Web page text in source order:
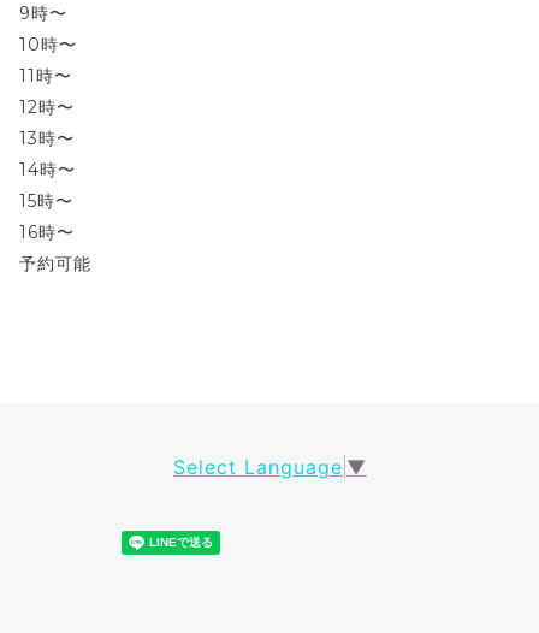
9時〜
10時〜
11時〜
12時〜
13時〜
14時〜
15時〜
16時〜
予約可能
Select Language ▼